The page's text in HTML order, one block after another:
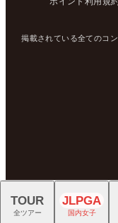
掲載されている全てのコ
TOUR
全ツアー
JLPGA
国内女子